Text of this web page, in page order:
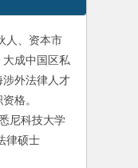
人、资本市
成中国区私
外法律人才
格。
尼科技大学
律硕士